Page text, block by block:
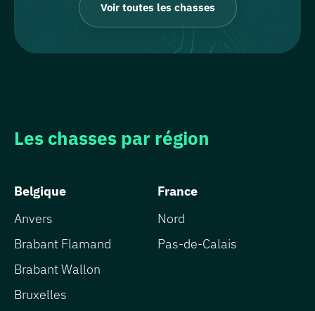
Voir toutes les chasses
Les chasses par région
Belgique
Anvers
Brabant Flamand
Brabant Wallon
Bruxelles
France
Nord
Pas-de-Calais